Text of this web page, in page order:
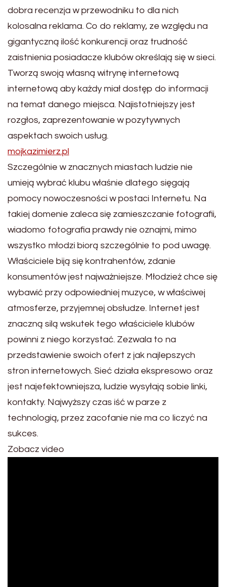
dobra recenzja w przewodniku to dla nich
kolosalna reklama. Co do reklamy, ze względu na
gigantyczną ilość konkurencji oraz trudność
zaistnienia posiadacze klubów określają się w sieci.
Tworzą swoją własną witrynę internetową
internetową aby każdy miał dostęp do informacji
na temat danego miejsca. Najistotniejszy jest
rozgłos, zaprezentowanie w pozytywnych
aspektach swoich usług.
mojkazimierz.pl
Szczególnie w znacznych miastach ludzie nie
umieją wybrać klubu właśnie dlatego sięgają
pomocy nowoczesności w postaci Internetu. Na
takiej domenie zaleca się zamieszczanie fotografii,
wiadomo fotografia prawdy nie oznajmi, mimo
wszystko młodzi biorą szczególnie to pod uwagę.
Właściciele biją się kontrahentów, zdanie
konsumentów jest najważniejsze. Młodzież chce się
wybawić przy odpowiedniej muzyce, w właściwej
atmosferze, przyjemnej obsłudze. Internet jest
znaczną silą wskutek tego właściciele klubów
powinni z niego korzystać. Zezwala to na
przedstawienie swoich ofert z jak najlepszych
stron internetowych. Sieć działa ekspresowo oraz
jest najefektowniejsza, ludzie wysyłają sobie linki,
kontakty. Najwyższy czas iść w parze z
technologią, przez zacofanie nie ma co liczyć na
sukces.
Zobacz video